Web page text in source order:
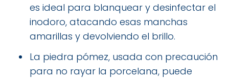
es ideal para blanquear y desinfectar el
inodoro, atacando esas manchas
amarillas y devolviendo el brillo.
La piedra pómez, usada con precaución
para no rayar la porcelana, puede